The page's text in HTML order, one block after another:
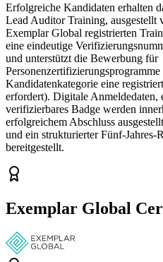
Erfolgreiche Kandidaten erhalten
Lead Auditor Training,
Exemplar Global registrierten
eine eindeutige
und unterstützt die Bewerbung für
Kandidatenkategorie eine
erfordert). Digitale Anmeldedaten,
verifizierbares Badge werden
erfolgreichem Abschluss
und ein strukturierter Fünf-Jahres-
bereitgestellt.
Exemplar Global